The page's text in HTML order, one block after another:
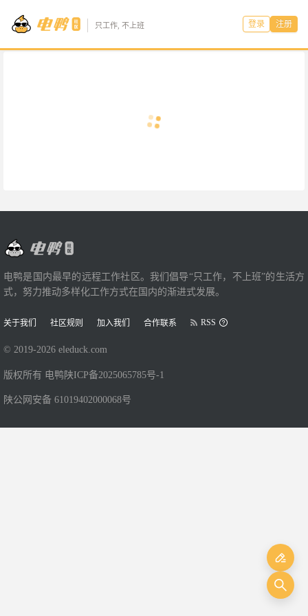
只工作, 不上班 登录 注册
电鸭是国内最早的远程工作社区。我们倡导“只工作，不上班”的生活方
式，努力推动多样化工作方式在国内的渐进式发展。
关于我们 社区规则 加入我们 合作联系 RSS
© 2019-2026 eleduck.com
版权所有 电鸭 陕ICP备2025065785号-1
陕公网安备 61019402000068号